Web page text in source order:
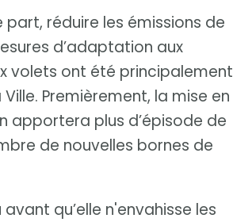
part, réduire les émissions de
d’adaptation aux
volets ont été principalement
Premièrement, la mise en
apportera plus d’épisode de
de nouvelles bornes de
qu’elle n'envahisse les